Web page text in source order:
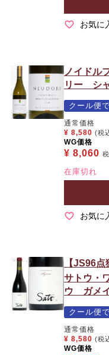
お気に
ノイドル
リー シ
クール便
通常価格
¥ 8,580 (税
WG価格
¥ 8,060
在庫切れ
お気に
【JS96点
サトウ・
ウ ガメ
クール便
通常価格
¥ 8,580 (税
WG価格